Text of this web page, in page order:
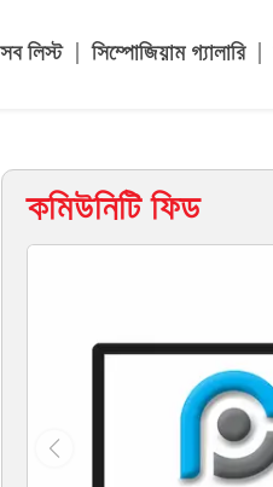
সব লিস্ট সিম্পোজিয়াম গ্যালারি
কমিউনিটি ফিড